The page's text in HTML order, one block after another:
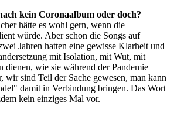
kein Coronaalbum oder doch?
hätte es wohl gern, wenn die
würde. Aber schon die Songs auf
Jahren hatten eine gewisse Klarheit und
mit Isolation, mit Wut, mit
dienen, wie sie während der Pandemie
wir sind Teil der Sache gewesen, man kann
damit in Verbindung bringen. Das Wort
kein einziges Mal vor.